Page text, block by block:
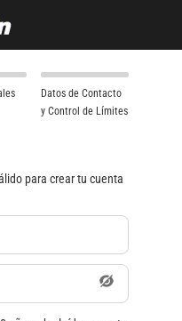
Datos de Contacto
y Control de Límites
para crear tu cuenta